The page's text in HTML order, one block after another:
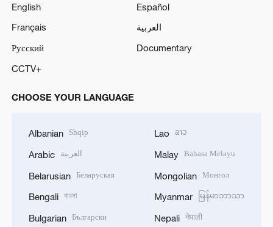
English
Español
Français
العربية
Русский
Documentary
CCTV+
CHOOSE YOUR LANGUAGE
Albanian Shqip
Arabic العربية
Belarusian Беларуская
Bengali বাংলা
Bulgarian Български
Lao ລາວ
Malay Bahasa Melayu
Mongolian Монгол
Myanmar မြန်မာဘာသာ
Nepali नेपाली